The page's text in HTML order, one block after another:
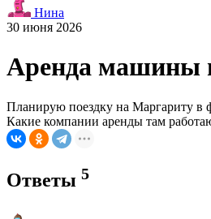
Нина
30 июня 2026
Аренда машины
Планирую поездку на Маргариту в
Какие компании аренды там
Ответы 5